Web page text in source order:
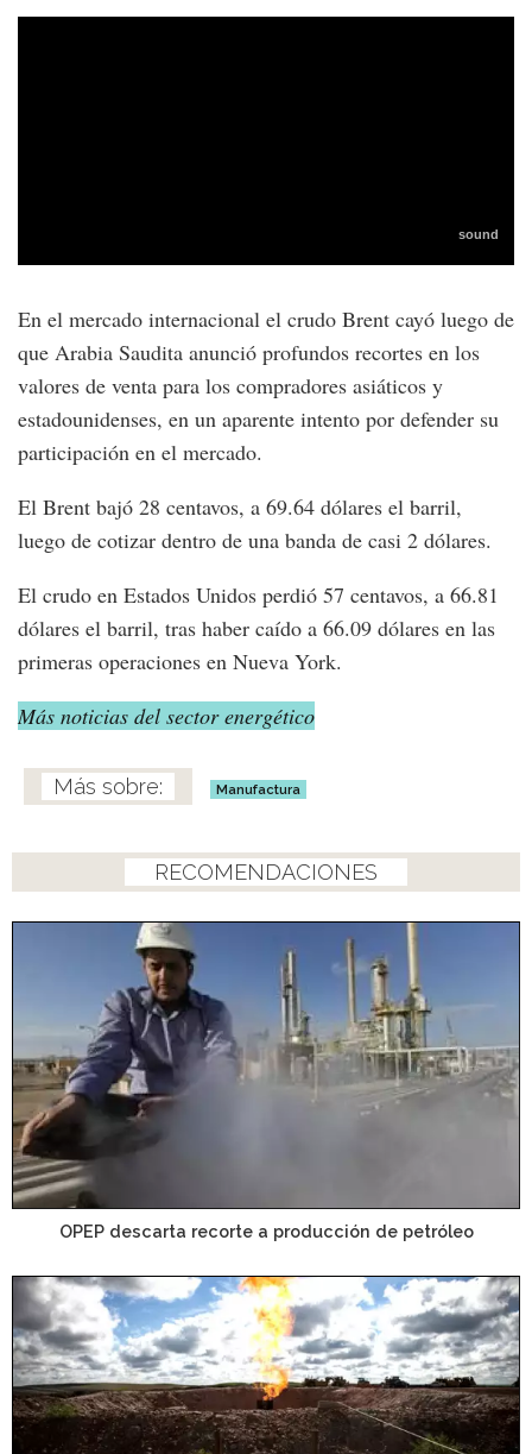
En el mercado internacional el crudo Brent cayó luego de
que Arabia Saudita anunció profundos recortes en los
valores de venta para los compradores asiáticos y
estadounidenses, en un aparente intento por defender su
participación en el mercado.
El Brent bajó 28 centavos, a 69.64 dólares el barril,
luego de cotizar dentro de una banda de casi 2 dólares.
El crudo en Estados Unidos perdió 57 centavos, a 66.81
dólares el barril, tras haber caído a 66.09 dólares en las
primeras operaciones en Nueva York.
Más noticias del sector energético
Manufactura
RECOMENDACIONES
OPEP descarta recorte a producción de petróleo